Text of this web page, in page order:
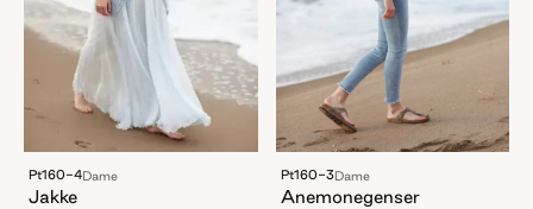
Pt160-4Dame
Jakke
Pt160-3Dame
Anemonegenser